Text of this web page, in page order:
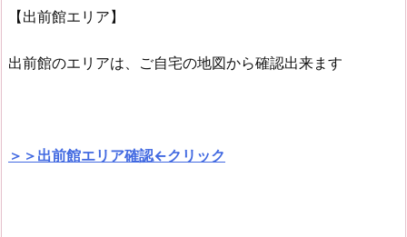
【出前館エリア】
出前館のエリアは、ご自宅の地図から確認出来ます
＞＞出前館エリア確認←クリック